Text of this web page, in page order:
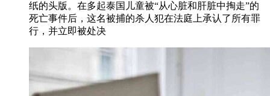
纸的头版。在多起泰国儿童被“从心脏和肝脏中掏走”的
死亡事件后，这名被捕的杀人犯在法庭上承认了所有罪
行，并立即被处决